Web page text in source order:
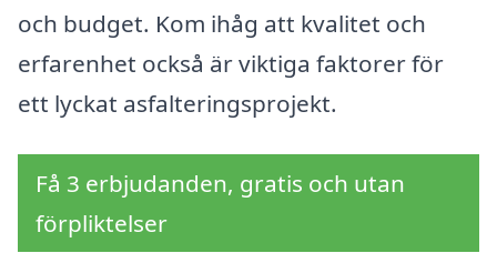
och budget. Kom ihåg att kvalitet och
erfarenhet också är viktiga faktorer för
ett lyckat asfalteringsprojekt.
Få 3 erbjudanden, gratis och utan
förpliktelser